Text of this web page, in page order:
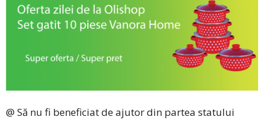
@ Să nu fi beneficiat de ajutor din partea statului